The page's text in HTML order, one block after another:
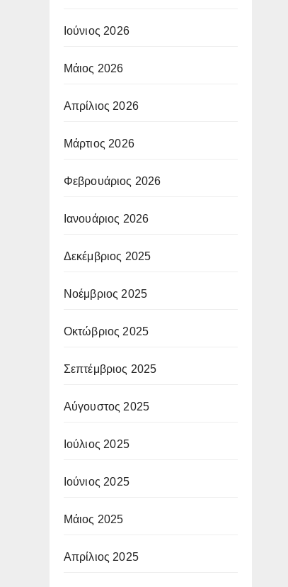
Ιούνιος 2026
Μάιος 2026
Απρίλιος 2026
Μάρτιος 2026
Φεβρουάριος 2026
Ιανουάριος 2026
Δεκέμβριος 2025
Νοέμβριος 2025
Οκτώβριος 2025
Σεπτέμβριος 2025
Αύγουστος 2025
Ιούλιος 2025
Ιούνιος 2025
Μάιος 2025
Απρίλιος 2025